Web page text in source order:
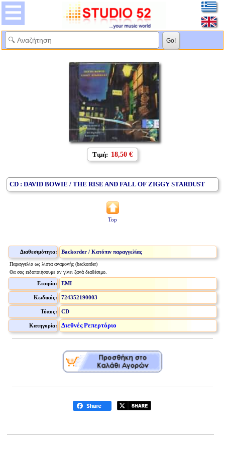
Τιμή: 18,50 €
CD : DAVID BOWIE / THE RISE AND FALL OF ZIGGY STARDUST
Top
Διαθεσιμότητα: Backorder / Κατόπιν παραγγελίας
Παραγγελία ως λίστα αναμονής (backorder)
Θα σας ειδοποιήσουμε αν γίνει ξανά διαθέσιμο.
Εταιρία: EMI
Κωδικός: 724352190003
Τύπος: CD
Κατηγορία: Διεθνές Ρεπερτόριο